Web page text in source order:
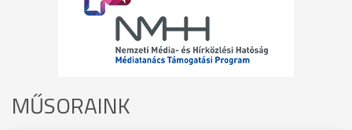
MŰSORAINK